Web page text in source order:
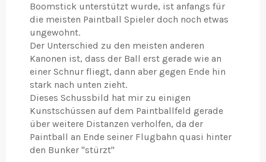
Boomstick unterstützt wurde, ist anfangs für
die meisten Paintball Spieler doch noch etwas
ungewohnt.
Der Unterschied zu den meisten anderen
Kanonen ist, dass der Ball erst gerade wie an
einer Schnur fliegt, dann aber gegen Ende hin
stark nach unten zieht.
Dieses Schussbild hat mir zu einigen
Kunstschüssen auf dem Paintballfeld gerade
über weitere Distanzen verholfen, da der
Paintball an Ende seiner Flugbahn quasi hinter
den Bunker "stürzt"